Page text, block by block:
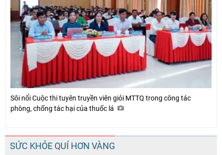
Sôi nổi Cuộc thi tuyên truyền viên giỏi MTTQ trong công tác
phòng, chống tác hại của thuốc lá
SỨC KHỎE QUÍ HƠN VÀNG